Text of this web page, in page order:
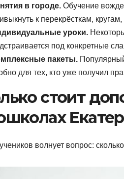
в городе. Обучение
к перекрёсткам,
уроки.
под конкретные
пакеты.
для тех, кто уже получил
стоит
волнует вопрос: